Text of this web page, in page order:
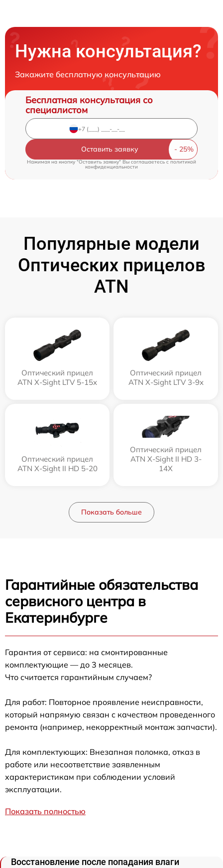
Нужна консультация?
Закажите бесплатную консультацию
Бесплатная консультация со
специалистом
Оставить заявку
Нажимая на кнопку "Оставить заявку" Вы соглашаетесь cполитикой
конфиденциальности
Популярные модели
Оптических прицелов
ATN
Оптический прицел
ATN X-Sight LTV 5-15x
Оптический прицел
ATN X-Sight LTV 3-9x
Оптический прицел
ATN X-Sight II HD 5-20
Оптический прицел
ATN X-Sight II HD 3-
14X
Показать больше
Гарантийные обязательства
сервисного центра в
Екатеринбурге
Гарантия от сервиса: на смонтированные
комплектующие — до 3 месяцев.
Что считается гарантийным случаем?
Для работ: Повторное проявление неисправности,
который напрямую связан с качеством проведенного
ремонта (например, некорректный монтаж запчасти).
Для комплектующих: Внезапная поломка, отказ в
работе или несоответствие заявленным
характеристикам при соблюдении условий
эксплуатации.
Показать полностью
Восстановление после попадания влаги